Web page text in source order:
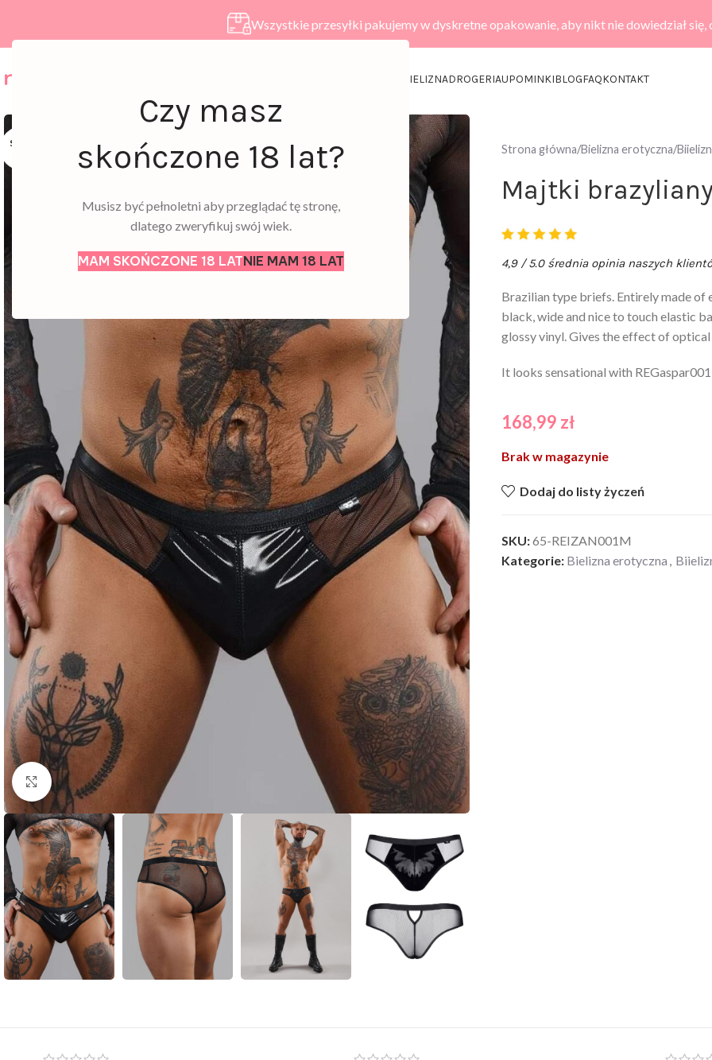
Czy masz
skończone 18 lat?
Musisz być pełnoletni aby przeglądać tę stronę,
dlatego zweryfikuj swój wiek.
MAM SKOŃCZONE 18 LATNIE MAM 18 LAT
Wszystkie przesyłki pakujemy w dyskretne opakowanie, aby nikt nie dowiedział się,
BIELIZNADROGERIAUPOMINKIBLOGFAQKONTAKT
SOLD
Click to enlarge
Strona główna Bielizna erotyczna
Majtki
4,9 / 5.0 średnia opinia naszych
Brazilian type briefs. Entirely made of
black, wide and nice to touch elastic
glossy vinyl. Gives the effect of
It looks sensational with
168,99 zł
Brak w magazynie
Dodaj do listy życzeń
SKU:65-REIZAN001M
Kategorie: Bielizna erotyczna ,